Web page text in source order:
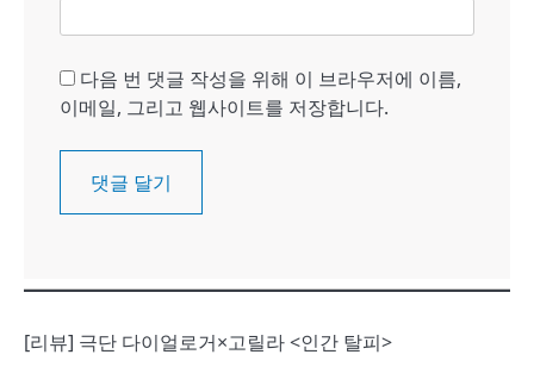
다음 번 댓글 작성을 위해 이 브라우저에 이름,
이메일, 그리고 웹사이트를 저장합니다.
[리뷰] 극단 다이얼로거×고릴라 <인간 탈피>